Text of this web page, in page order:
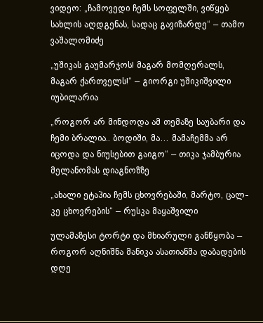
ვიდეო: „ჩამოვედი ჩემს სოფელში, ვიწყებ
სახლის აღდგენას, სადაც გავიზარდე“ – თამო
ვაშალომიძე
„უშიკას გაუმარჯოს! მაგარ მომღერალს,
მაგარ ქართველს!“ – გიორგი უშიკიშვილი
იუბილარია
„როგორ არ მინდოდა ამ თემაზე საუბარი და
ჩემი ბრალია.. ბოდიში, მა… მამაჩემმა არ
იცოდა და ნიუსებით გაიგო“ – თიკა ჯამბურია
მელანომას დიაგნოზზე
„ახა­ლი ეტა­პია ჩემს ცხოვ­რე­ბა­ში, მარ­ტო, ცალ­
კე ცხოვ­რე­ბის“ – რუსკა მაყაშვილი
ულამაზესი ტორტი და მხიარული განწყობა –
როგორ აღნიშნა მანიკა ასათიანმა დაბადების
დღე